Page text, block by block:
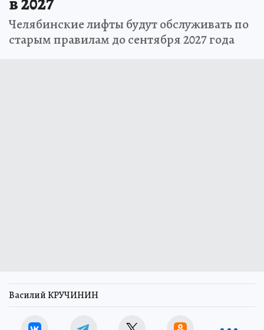
Челябинские лифты будут обслуживать по
старым правилам до сентября 2027 года
Василий КРУЧИНИН